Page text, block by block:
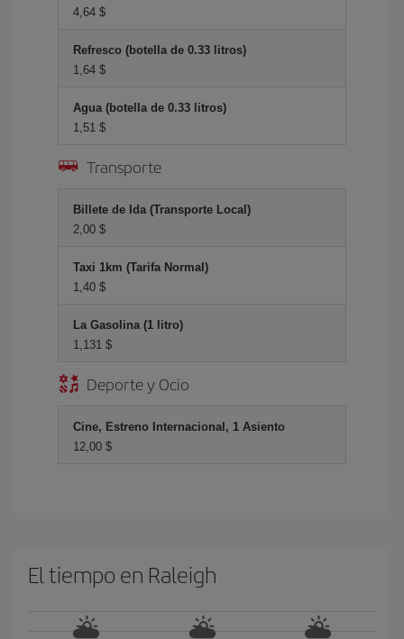
4,64 $
Refresco (botella de 0.33 litros)
1,64 $
Agua (botella de 0.33 litros)
1,51 $
Transporte
Billete de Ida (Transporte Local)
2,00 $
Taxi 1km (Tarifa Normal)
1,40 $
La Gasolina (1 litro)
1,131 $
Deporte y Ocio
Cine, Estreno Internacional, 1 Asiento
12,00 $
El tiempo en Raleigh